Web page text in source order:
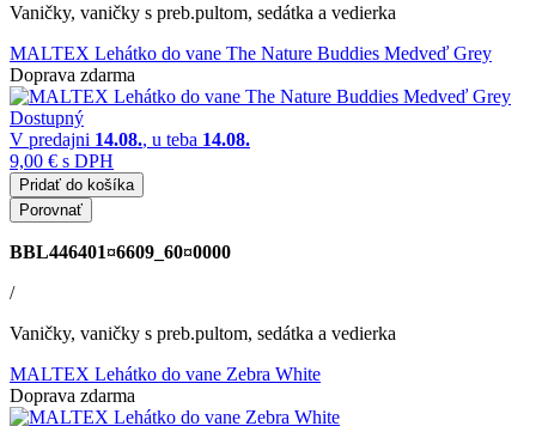
Vaničky, vaničky s preb.pultom, sedátka a vedierka
MALTEX Lehátko do vane The Nature Buddies Medveď Grey
Doprava zdarma
Dostupný
V predajni 14.08., u teba 14.08.
9,00 € s DPH
Pridať do košíka
Porovnať
BBL446401¤6609_60¤0000
/
Vaničky, vaničky s preb.pultom, sedátka a vedierka
MALTEX Lehátko do vane Zebra White
Doprava zdarma